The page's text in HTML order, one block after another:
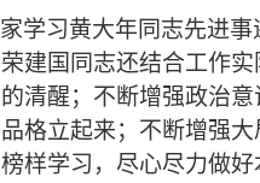
学习黄大年同志先进
建国同志还结合工作
清醒；不断增强政治
格立起来；不断增强
样学习，尽心尽力做好